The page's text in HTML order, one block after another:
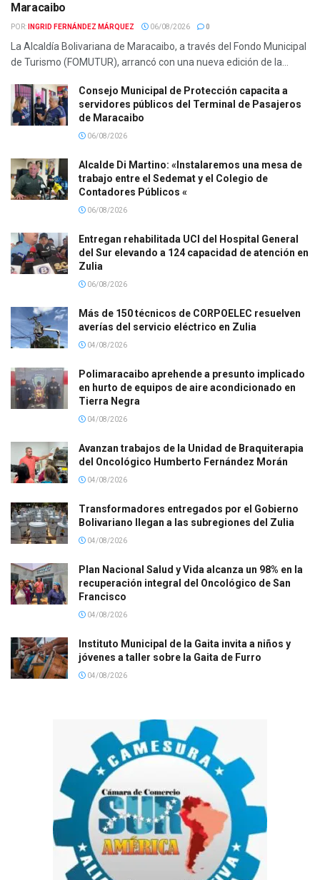
Maracaibo
POR: INGRID FERNÁNDEZ MÁRQUEZ 06/08/2026 0
La Alcaldía Bolivariana de Maracaibo, a través del Fondo Municipal
de Turismo (FOMUTUR), arrancó con una nueva edición de la...
Consejo Municipal de Protección capacita a
servidores públicos del Terminal de Pasajeros
de Maracaibo
06/08/2026
Alcalde Di Martino: «Instalaremos una mesa de
trabajo entre el Sedemat y el Colegio de
Contadores Públicos «
06/08/2026
Entregan rehabilitada UCI del Hospital General
del Sur elevando a 124 capacidad de atención en
Zulia
06/08/2026
Más de 150 técnicos de CORPOELEC resuelven
averías del servicio eléctrico en Zulia
04/08/2026
Polimaracaibo aprehende a presunto implicado
en hurto de equipos de aire acondicionado en
Tierra Negra
04/08/2026
Avanzan trabajos de la Unidad de Braquiterapia
del Oncológico Humberto Fernández Morán
04/08/2026
Transformadores entregados por el Gobierno
Bolivariano llegan a las subregiones del Zulia
04/08/2026
Plan Nacional Salud y Vida alcanza un 98% en la
recuperación integral del Oncológico de San
Francisco
04/08/2026
Instituto Municipal de la Gaita invita a niños y
jóvenes a taller sobre la Gaita de Furro
04/08/2026